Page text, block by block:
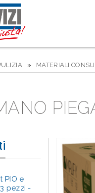
» MATERIALI
PIO e
pezzi -